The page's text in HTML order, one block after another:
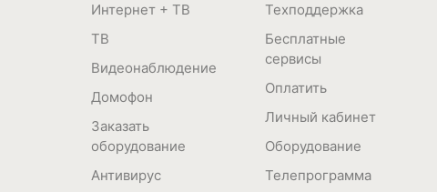
Интернет + ТВ
ТВ
Видеонаблюдение
Домофон
Заказать
оборудование
Антивирус
Техподдержка
Бесплатные
сервисы
Оплатить
Личный кабинет
Оборудование
Телепрограмма